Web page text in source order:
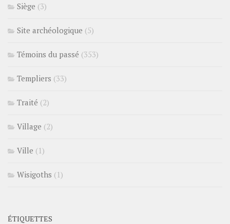
Siège (3)
Site archéologique (5)
Témoins du passé (353)
Templiers (33)
Traité (2)
Village (2)
Ville (1)
Wisigoths (1)
ÉTIQUETTES